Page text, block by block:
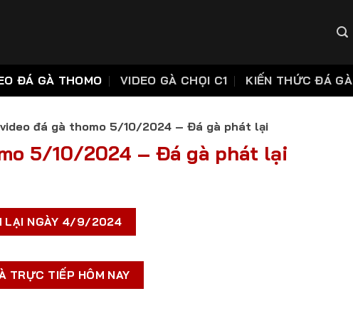
ĐÁ GÀ THOMO VIDEO GÀ CHỌI C1 KIẾN THỨC ĐÁ GÀ
đá gà thomo 5/10/2024 – Đá gà phát lại
5/10/2024 – Đá gà phát lại
LẠI NGÀY 4/9/2024
TRỰC TIẾP HÔM NAY